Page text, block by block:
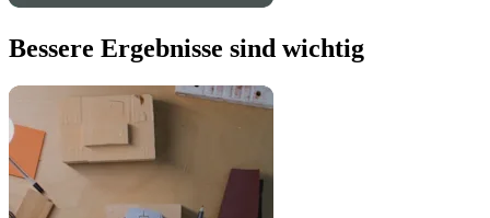
Bessere Ergebnisse sind wichtig